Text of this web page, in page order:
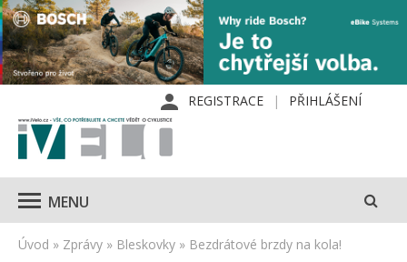
REGISTRACE PŘIHLÁŠENÍ
MENU
Úvod » Zprávy » Bleskovky » Bezdrátové brzdy na kola!